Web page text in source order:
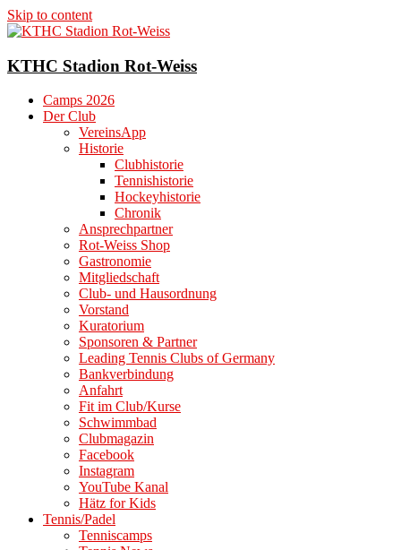
Skip to content
KTHC Stadion Rot-Weiss
Camps 2026
Der Club
VereinsApp
Historie
Clubhistorie
Tennishistorie
Hockeyhistorie
Chronik
Ansprechpartner
Rot-Weiss Shop
Gastronomie
Mitgliedschaft
Club- und Hausordnung
Vorstand
Kuratorium
Sponsoren & Partner
Leading Tennis Clubs of Germany
Bankverbindung
Anfahrt
Fit im Club/Kurse
Schwimmbad
Clubmagazin
Facebook
Instagram
YouTube Kanal
Hätz for Kids
Tennis/Padel
Tenniscamps